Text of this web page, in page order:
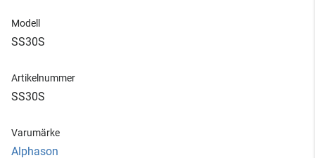
Modell
SS30S
Artikelnummer
SS30S
Varumärke
Alphason